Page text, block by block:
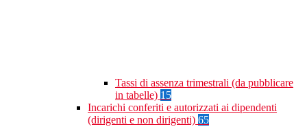
Tassi di assenza trimestrali (da pubblicare
in tabelle) 15
Incarichi conferiti e autorizzati ai dipendenti
(dirigenti e non dirigenti) 65